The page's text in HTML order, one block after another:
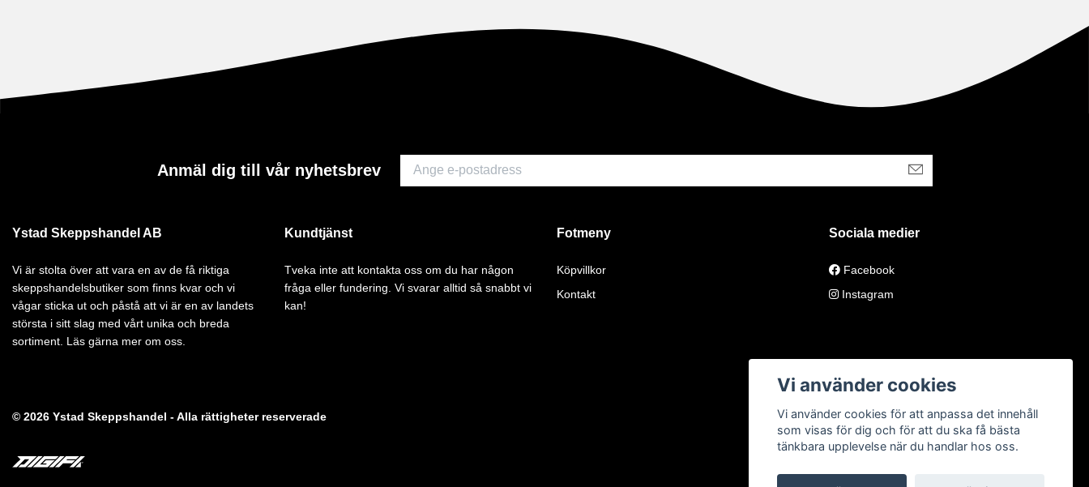
Anmäl dig till vår nyhetsbrev
Ystad Skeppshandel AB
Vi är stolta över att vara en av de få riktiga
skeppshandelsbutiker som finns kvar och vi
vågar sticka ut och påstå att vi är en av landets
största i sitt slag med vårt unika och breda
sortiment. Läs gärna mer om oss.
Kundtjänst
Tveka inte att kontakta oss om du har någon
fråga eller fundering. Vi svarar alltid så snabbt vi
kan!
Fotmeny
Köpvillkor
Kontakt
Sociala medier
Facebook
Instagram
© 2026 Ystad Skeppshandel - Alla rättigheter reserverade
Vi använder cookies
Vi använder cookies för att anpassa det innehåll
som visas för dig och för att du ska få bästa
tänkbara upplevelse när du handlar hos oss.